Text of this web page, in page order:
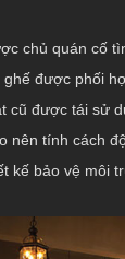
chủ quán cố
được phối
cũ được tái sử
nên tính cách
kế bảo vệ môi